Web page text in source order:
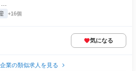
+16個
気になる
業の類似求人を見る